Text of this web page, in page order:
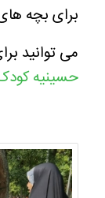
برای بچه های ۴ و ۵
می توانید
حسینیه